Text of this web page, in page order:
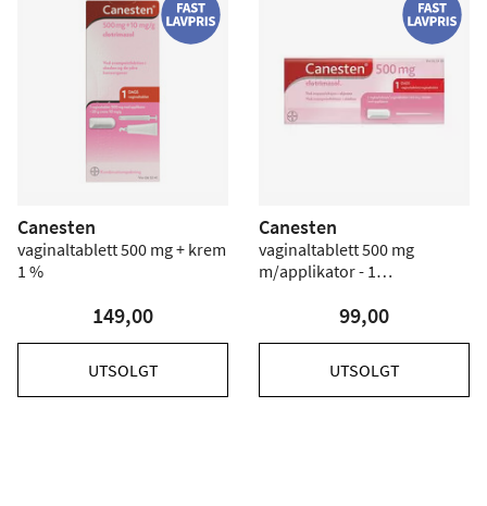
Canesten
vaginaltablett 500 mg + krem
1 %
149,00
UTSOLGT
Canesten
vaginaltablett 500 mg
m/applikator - 1
99,00
UTSOLGT